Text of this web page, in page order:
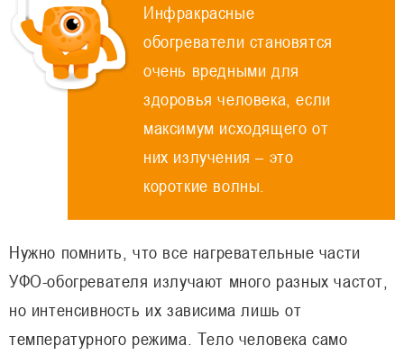
Инфракрасные
обогреватели становятся
очень вредными для
здоровья человека, если
максимум исходящего от
них излучения – это
короткие волны.
Нужно помнить, что все нагревательные части
УФО-обогревателя излучают много разных частот,
но интенсивность их зависима лишь от
температурного режима. Тело человека само